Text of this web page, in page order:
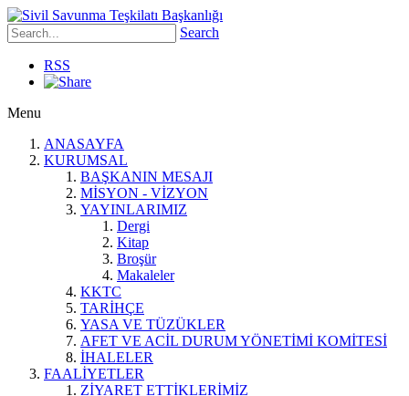
Search
RSS
Menu
ANASAYFA
KURUMSAL
BAŞKANIN MESAJI
MİSYON - VİZYON
YAYINLARIMIZ
Dergi
Kitap
Broşür
Makaleler
KKTC
TARİHÇE
YASA VE TÜZÜKLER
AFET VE ACİL DURUM YÖNETİMİ KOMİTESİ
İHALELER
FAALİYETLER
ZİYARET ETTİKLERİMİZ